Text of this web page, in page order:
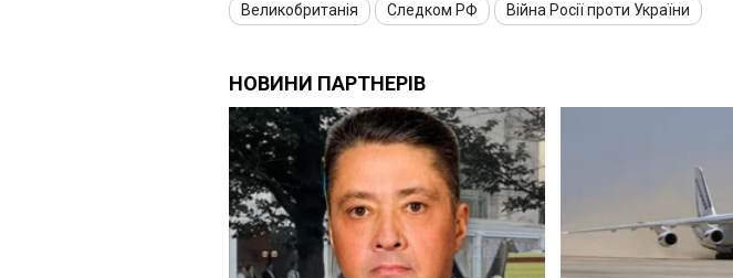
Великобританія Следком РФ Війна Росії проти України